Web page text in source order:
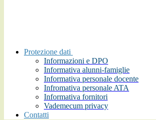
Protezione dati
Informazioni e DPO
Informativa alunni-famiglie
Informativa personale docente
Infromativa personale ATA
Informativa fornitori
Vademecum privacy
Contatti